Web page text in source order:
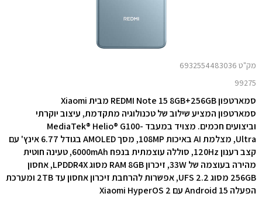
מק"ט 6932554483036
99275
סמארטפון REDMI Note 15 8GB+256GB מבית Xiaomi
סמארטפון המציע שילוב שלטכנולוגיה מתקדמת, עיצוב יוקרתי
וביצועים חכמים. מצויד ב
מעבד MediaTek® Helio® G100-
Ultra, מצלמת AI באיכות 108MP, מסך AMOLED בגודל ‎6.77‎ אינץ' עם
קצב רענון ‎120Hz‎, סוללה עוצמתית בנפח ‎6000mAh‎, טעינה חוטית
מהירה בעוצמה של ‎33W‎, זיכרון RAM ‎8GB‎ מסוג ‎LPDDR4X‎, אחסון
‎256GB‎ מסוג ‎UFS 2.2‎, אפשרות להרחבת זיכרון אחסון עד 2TB ומערכת
הפעלה ‎Android 15‎ עם ‎Xiaomi HyperOS 2‎